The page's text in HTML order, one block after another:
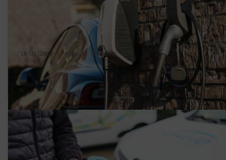
18/01/2019 4 min. Isabelle V.
5 solutions pour convertir ses employés et
bâtiments à la voiture électrique